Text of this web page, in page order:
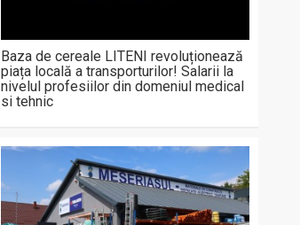
Baza de cereale LITENI revoluționează
piața locală a transporturilor! Salarii la
nivelul profesiilor din domeniul medical
si tehnic